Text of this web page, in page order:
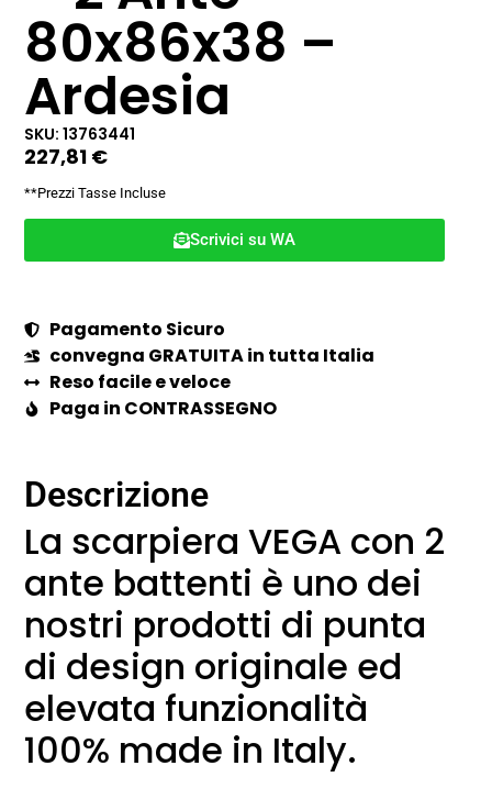
80x86x38 –
Ardesia
SKU: 13763441
227,81 €
**Prezzi Tasse Incluse
Scrivici su WA
Pagamento Sicuro
convegna GRATUITA in tutta Italia
Reso facile e veloce
Paga in CONTRASSEGNO
Descrizione
La scarpiera VEGA con 2
ante battenti è uno dei
nostri prodotti di punta
di design originale ed
elevata funzionalità
100% made in Italy.